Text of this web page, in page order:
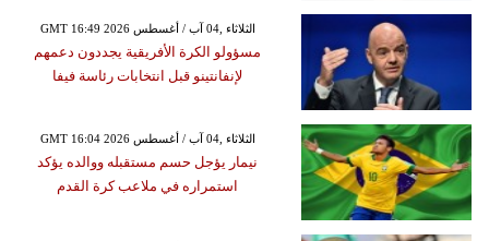
GMT 16:49 2026 الثلاثاء ,04 آب / أغسطس
مسؤولو الكرة الأفريقية يجددون دعمهم
لإنفانتينو قبل انتخابات رئاسة فيفا
GMT 16:04 2026 الثلاثاء ,04 آب / أغسطس
نيمار يؤجل حسم مستقبله ووالده يؤكد
استمراره في ملاعب كرة القدم